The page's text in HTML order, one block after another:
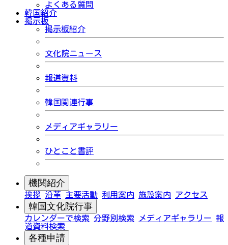
よくある質問
韓国紹介
掲示板
掲示板紹介
文化院ニュース
報道資料
韓国関連行事
メディアギャラリー
ひとこと書評
機関紹介
挨拶 沿革 主要活動 利用案内 施設案内 アクセス
韓国文化院行事
カレンダーで検索 分野別検索 メディアギャラリー 報
道資料検索
各種申請